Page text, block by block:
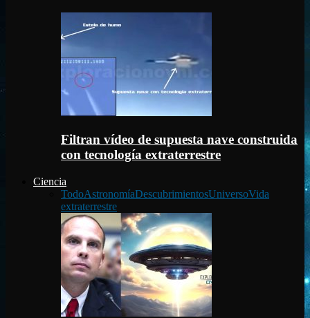
Filtran vídeo de supuesta nave construida
con tecnología extraterrestre
Ciencia
TodoAstronomíaDescubrimientosUniversoVida
extraterrestre